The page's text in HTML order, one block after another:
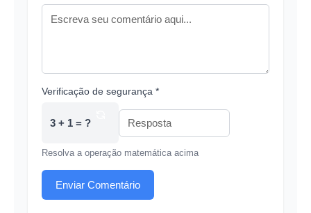
Verificação de segurança *
3 + 1 = ?
Resolva a operação matemática acima
Enviar Comentário